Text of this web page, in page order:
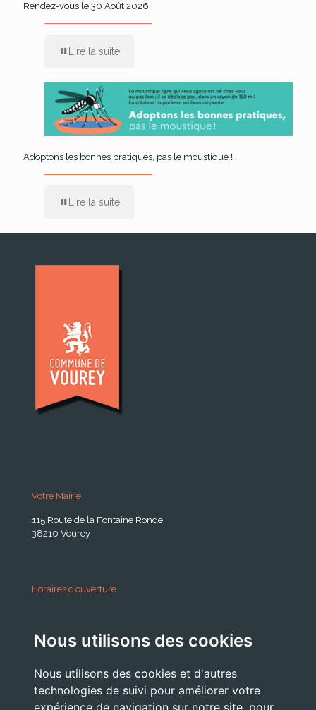
Nous utilisons des cookies
Nous utilisons des cookies et d'autres
technologies de suivi pour améliorer votre
expérience de navigation sur notre site, pour
Rendez-vous le 30 Août 2026
Lire la suite
Adoptons les bonnes pratiques, pas le moustique !
Lire la suite
Votre Mairie
115 Route de la Fontaine Ronde
38210 Vourey
Horaires d’ouverture
Lundi . Mardi : 10h 12h /16h 18h30
Jeudi . Vendredi : 13h30 / 17h